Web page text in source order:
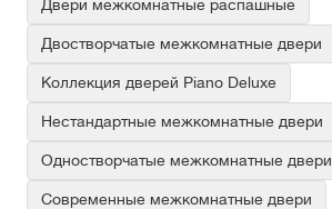
Двери межкомнатные распашные
Двостворчатые межкомнатные двери
Коллекция дверей Piano Deluxe
Нестандартные межкомнатные двери
Одностворчатые межкомнатные двери
Современные межкомнатные двери